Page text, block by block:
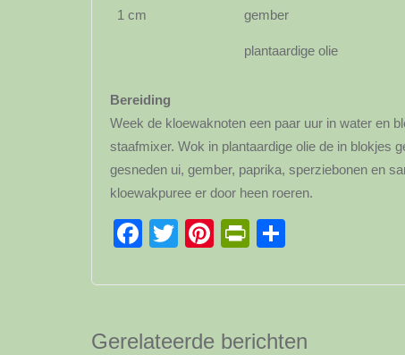
1 cm gember
plantaardige olie
Bereiding
Week de kloewaknoten een paar uur in water en
staafmixer. Wok in plantaardige olie de in blokjes
gesneden ui, gember, paprika, sperziebonen en
kloewakpuree er door heen roeren.
Facebook
TwitterPinterest
PrintFriendly
Gerelateerde berichten